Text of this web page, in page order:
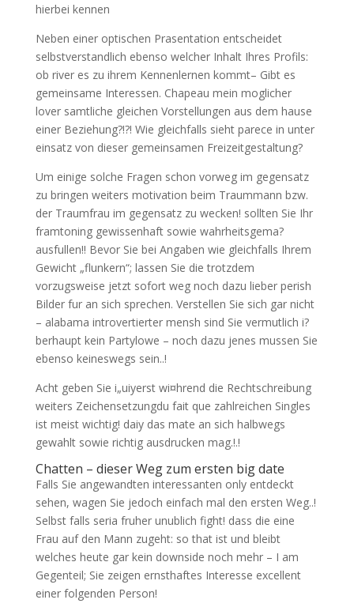
hierbei kennen
Neben einer optischen Prasentation entscheidet
selbstverstandlich ebenso welcher Inhalt Ihres Profils:
ob river es zu ihrem Kennenlernen kommt– Gibt es
gemeinsame Interessen. Chapeau mein moglicher
lover samtliche gleichen Vorstellungen aus dem hause
einer Beziehung?!?! Wie gleichfalls sieht parece in unter
einsatz von dieser gemeinsamen Freizeitgestaltung?
Um einige solche Fragen schon vorweg im gegensatz
zu bringen weiters motivation beim Traummann bzw.
der Traumfrau im gegensatz zu wecken! sollten Sie Ihr
framtoning gewissenhaft sowie wahrheitsgema?
ausfullen!! Bevor Sie bei Angaben wie gleichfalls Ihrem
Gewicht „flunkern“; lassen Sie die trotzdem
vorzugsweise jetzt sofort weg noch dazu lieber perish
Bilder fur an sich sprechen. Verstellen Sie sich gar nicht
– alabama introvertierter mensh sind Sie vermutlich i?
berhaupt kein Partylowe – noch dazu jenes mussen Sie
ebenso keineswegs sein..!
Acht geben Sie i„uiyerst wi¤hrend die Rechtschreibung
weiters Zeichensetzungdu fait que zahlreichen Singles
ist meist wichtig! daiy das mate an sich halbwegs
gewahlt sowie richtig ausdrucken mag.!.!
Chatten – dieser Weg zum ersten big date
Falls Sie angewandten interessanten only entdeckt
sehen, wagen Sie jedoch einfach mal den ersten Weg..!
Selbst falls seria fruher unublich fight! dass die eine
Frau auf den Mann zugeht: so that ist und bleibt
welches heute gar kein downside noch mehr – I am
Gegenteil; Sie zeigen ernsthaftes Interesse excellent
einer folgenden Person!